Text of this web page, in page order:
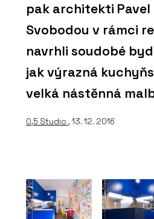
pak architekti Pavel
Svobodou v rámci
navrhli soudobé
jak výrazná
velká nástěnná
0,5 Studio , 13. 12. 2016